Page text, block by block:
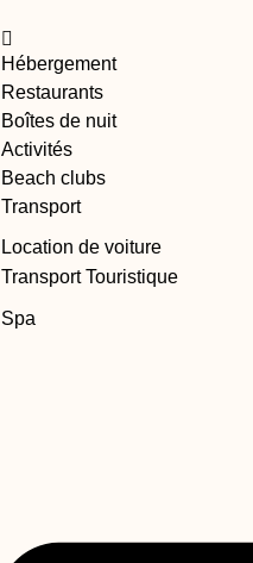
Hébergement
Restaurants
Boîtes de nuit
Activités
Beach clubs
Transport
Location de voiture
Transport Touristique
Spa